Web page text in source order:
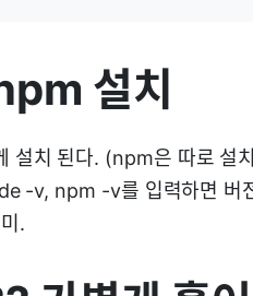
설치
설치 된다. (npm은 따로 설
-v, npm -v를 입력하면 버
.